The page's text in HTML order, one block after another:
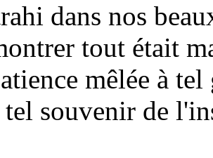
dans nos
tout était
mêlée à tel
tel souvenir de